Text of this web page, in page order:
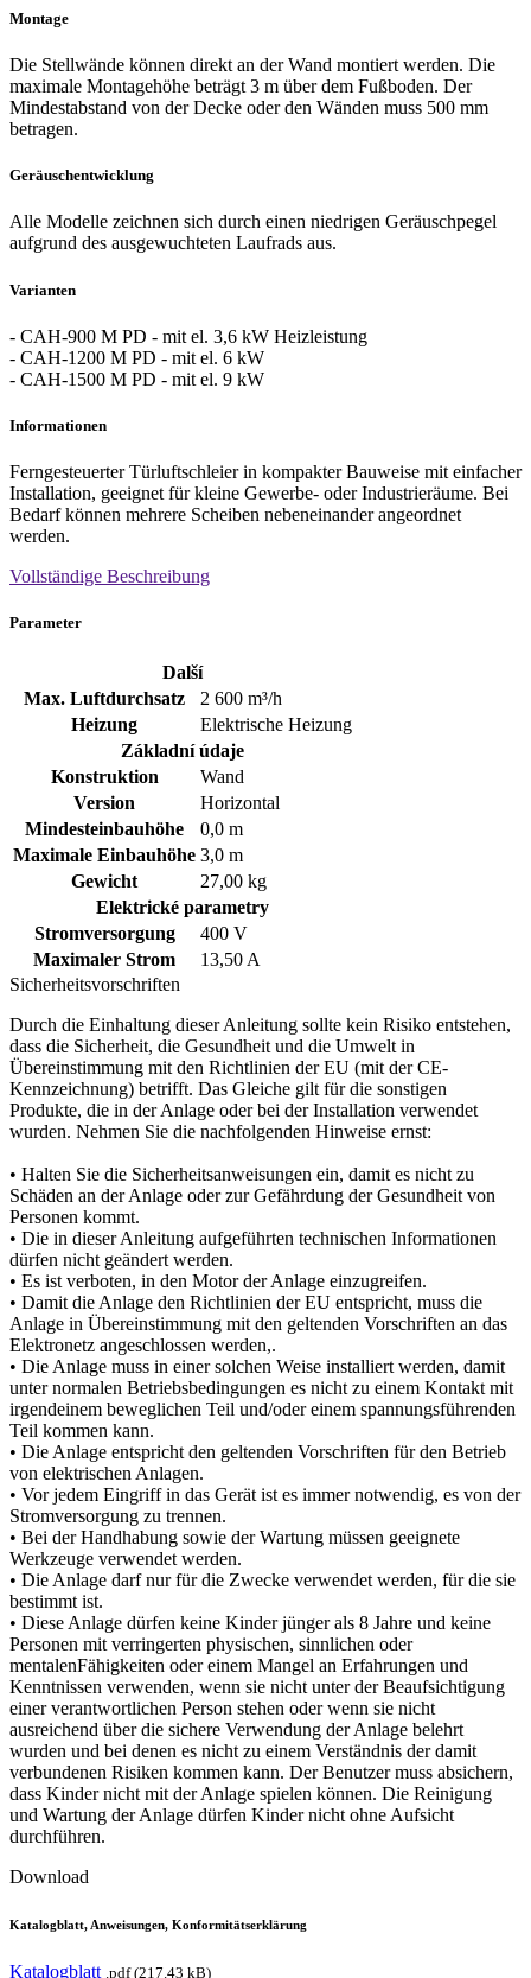
Montage
Die Stellwände können direkt an der Wand montiert werden. Die
maximale Montagehöhe beträgt 3 m über dem Fußboden. Der
Mindestabstand von der Decke oder den Wänden muss 500 mm
betragen.
Geräuschentwicklung
Alle Modelle zeichnen sich durch einen niedrigen Geräuschpegel
aufgrund des ausgewuchteten Laufrads aus.
Varianten
- CAH-900 M PD - mit el. 3,6 kW Heizleistung
- CAH-1200 M PD - mit el. 6 kW
- CAH-1500 M PD - mit el. 9 kW
Informationen
Ferngesteuerter Türluftschleier in kompakter Bauweise mit einfacher
Installation, geeignet für kleine Gewerbe- oder Industrieräume. Bei
Bedarf können mehrere Scheiben nebeneinander angeordnet
werden.
Vollständige Beschreibung
Parameter
Další
Max. Luftdurchsatz
2 600 m³/h
Heizung
Elektrische Heizung
Základní údaje
Konstruktion
Wand
Version
Horizontal
Mindesteinbauhöhe
0,0 m
Maximale Einbauhöhe 3,0 m
Gewicht
27,00 kg
Elektrické parametry
Stromversorgung
400 V
Maximaler Strom
13,50 A
Sicherheitsvorschriften
Durch die Einhaltung dieser Anleitung sollte kein Risiko entstehen,
dass die Sicherheit, die Gesundheit und die Umwelt in
Übereinstimmung mit den Richtlinien der EU (mit der CE-
Kennzeichnung) betrifft. Das Gleiche gilt für die sonstigen
Produkte, die in der Anlage oder bei der Installation verwendet
wurden. Nehmen Sie die nachfolgenden Hinweise ernst:
• Halten Sie die Sicherheitsanweisungen ein, damit es nicht zu
Schäden an der Anlage oder zur Gefährdung der Gesundheit von
Personen kommt.
• Die in dieser Anleitung aufgeführten technischen Informationen
dürfen nicht geändert werden.
• Es ist verboten, in den Motor der Anlage einzugreifen.
• Damit die Anlage den Richtlinien der EU entspricht, muss die
Anlage in Übereinstimmung mit den geltenden Vorschriften an das
Elektronetz angeschlossen werden,.
• Die Anlage muss in einer solchen Weise installiert werden, damit
unter normalen Betriebsbedingungen es nicht zu einem Kontakt mit
irgendeinem beweglichen Teil und/oder einem spannungsführenden
Teil kommen kann.
• Die Anlage entspricht den geltenden Vorschriften für den Betrieb
von elektrischen Anlagen.
• Vor jedem Eingriff in das Gerät ist es immer notwendig, es von der
Stromversorgung zu trennen.
• Bei der Handhabung sowie der Wartung müssen geeignete
Werkzeuge verwendet werden.
• Die Anlage darf nur für die Zwecke verwendet werden, für die sie
bestimmt ist.
• Diese Anlage dürfen keine Kinder jünger als 8 Jahre und keine
Personen mit verringerten physischen, sinnlichen oder
mentalenFähigkeiten oder einem Mangel an Erfahrungen und
Kenntnissen verwenden, wenn sie nicht unter der Beaufsichtigung
einer verantwortlichen Person stehen oder wenn sie nicht
ausreichend über die sichere Verwendung der Anlage belehrt
wurden und bei denen es nicht zu einem Verständnis der damit
verbundenen Risiken kommen kann. Der Benutzer muss absichern,
dass Kinder nicht mit der Anlage spielen können. Die Reinigung
und Wartung der Anlage dürfen Kinder nicht ohne Aufsicht
durchführen.
Download
Katalogblatt, Anweisungen, Konformitätserklärung
Katalogblatt .pdf (217.43 kB)